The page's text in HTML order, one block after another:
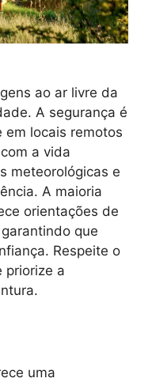
ao ar livre da
A segurança é
locais remotos
a vida
meteorológicas e
A maioria
orientações de
que
Respeite o
priorize a
uma